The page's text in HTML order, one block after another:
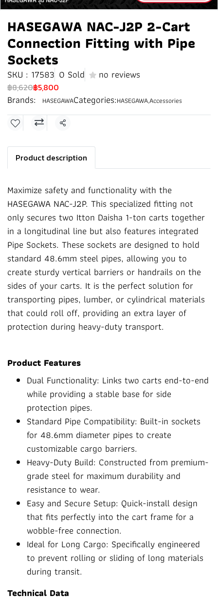
HASEGAWA NAC-J2P 2-Cart
Connection Fitting with Pipe
Sockets
SKU : 17583 0 Sold no reviews
฿8,620฿5,800
Brands: HASEGAWACategories:HASEGAWA,Accessories
Share
Product description
Maximize safety and functionality with the
HASEGAWA NAC-J2P. This specialized fitting not
only secures two Itton Daisha 1-ton carts together
in a longitudinal line but also features integrated
Pipe Sockets. These sockets are designed to hold
standard 48.6mm steel pipes, allowing you to
create sturdy vertical barriers or handrails on the
sides of your carts. It is the perfect solution for
transporting pipes, lumber, or cylindrical materials
that could roll off, providing an extra layer of
protection during heavy-duty transport.
Product Features
Dual Functionality: Links two carts end-to-end
while providing a stable base for side
protection pipes.
Standard Pipe Compatibility: Built-in sockets
for 48.6mm diameter pipes to create
customizable cargo barriers.
Heavy-Duty Build: Constructed from premium-
grade steel for maximum durability and
resistance to wear.
Easy and Secure Setup: Quick-install design
that fits perfectly into the cart frame for a
wobble-free connection.
Ideal for Long Cargo: Specifically engineered
to prevent rolling or sliding of long materials
during transit.
Technical Data